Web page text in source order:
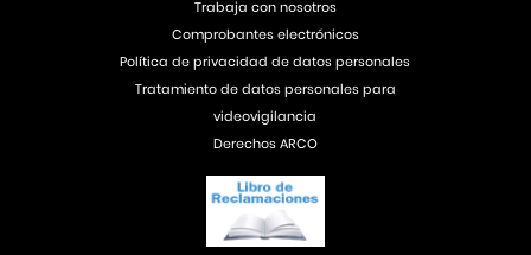
Trabaja con nosotros
Comprobantes electrónicos
Política de privacidad de datos personales
Tratamiento de datos personales para
videovigilancia
Derechos ARCO